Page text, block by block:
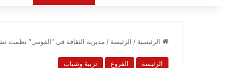
الرئيسية / الرئيسة / مديرية الثقافة في “القومي” نظمت
الرئيسة الفروع تربية وشباب